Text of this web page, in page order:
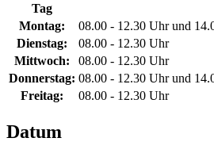
Tag
Montag:
08.00 - 12.30 Uhr und
Dienstag:
08.00 - 12.30 Uhr
Mittwoch:
08.00 - 12.30 Uhr
Donnerstag: 08.00 - 12.30 Uhr und
Freitag:
08.00 - 12.30 Uhr
Datum